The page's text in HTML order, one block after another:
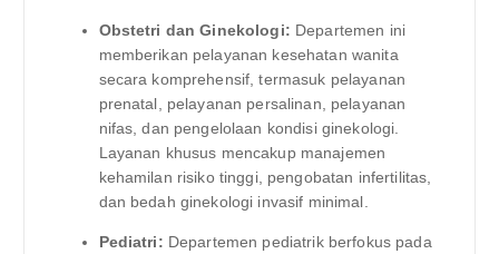
Obstetri dan Ginekologi: Departemen ini
memberikan pelayanan kesehatan wanita
secara komprehensif, termasuk pelayanan
prenatal, pelayanan persalinan, pelayanan
nifas, dan pengelolaan kondisi ginekologi.
Layanan khusus mencakup manajemen
kehamilan risiko tinggi, pengobatan infertilitas,
dan bedah ginekologi invasif minimal.
Pediatri: Departemen pediatrik berfokus pada